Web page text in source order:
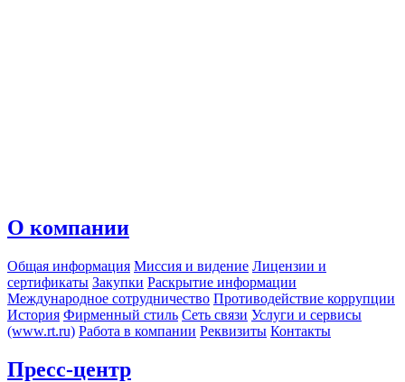
О компании
Общая информация Миссия и видение Лицензии и
сертификаты Закупки Раскрытие информации
Международное сотрудничество Противодействие коррупции
История Фирменный стиль Сеть связи Услуги и сервисы
(www.rt.ru) Работа в компании Реквизиты Контакты
Пресс-центр